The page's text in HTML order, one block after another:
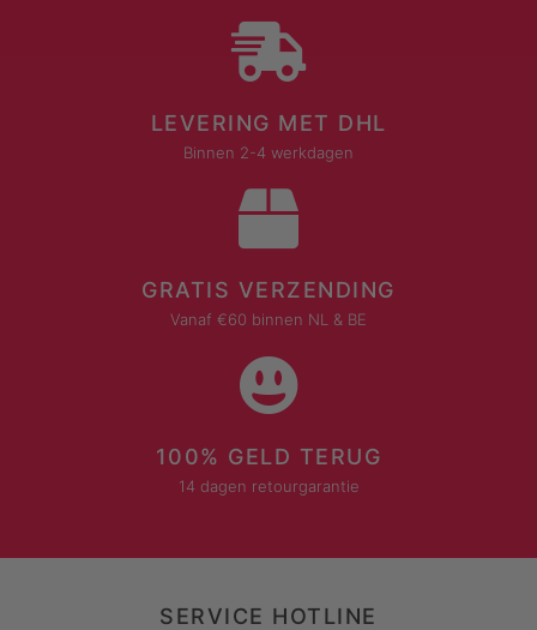
LEVERING MET DHL
Binnen 2-4 werkdagen
GRATIS VERZENDING
Vanaf €60 binnen NL & BE
100% GELD TERUG
14 dagen retourgarantie
SERVICE HOTLINE